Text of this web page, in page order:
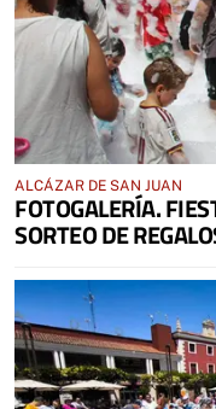
ALCÁZAR DE SAN JUAN
FOTOGALERÍA.
SORTEO DE